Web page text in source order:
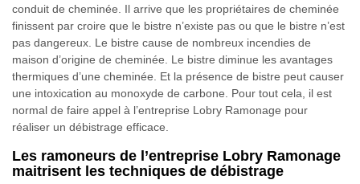
conduit de cheminée. Il arrive que les propriétaires de cheminée
finissent par croire que le bistre n’existe pas ou que le bistre n’est
pas dangereux. Le bistre cause de nombreux incendies de
maison d’origine de cheminée. Le bistre diminue les avantages
thermiques d’une cheminée. Et la présence de bistre peut causer
une intoxication au monoxyde de carbone. Pour tout cela, il est
normal de faire appel à l’entreprise Lobry Ramonage pour
réaliser un débistrage efficace.
Les ramoneurs de l’entreprise Lobry Ramonage
maitrisent les techniques de débistrage